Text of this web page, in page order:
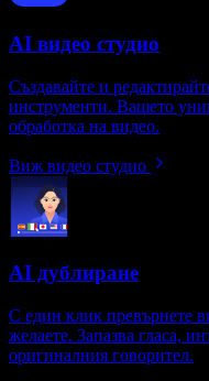
AI видео студио
Създавайте и
инструменти. Вашето
обработка на видео.
Виж видео студио
AI дублиране
С един клик превърнете
желаете. Запазва гласа,
оригиналния говорител.